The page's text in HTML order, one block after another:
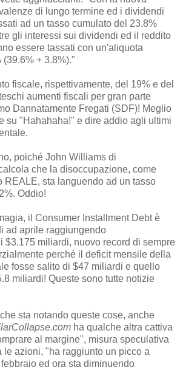
di lungo termine ed i dividendi
ad un tasso cumulato del 23.8%
gli interessi sui dividendi ed il reddito
essere tassati con un'aliquota
+ 3.8%)."
fiscale, rispettivamente, del 19% e del
aumenti fiscali per gran parte
Dannatamente Fregati (SDF)! Meglio
su "Hahahaha!" e dire addio agli ultimi
poiché John Williams di
che la disoccupazione, come
REALE, sta languendo ad un tasso
Oddio!
il Consumer Installment Debt è
ad aprile raggiungendo
$3.175 miliardi, nuovo record di sempre
perché il deficit mensile della
fosse salito di $47 miliardi e quello
miliardi! Queste sono tutte notizie
sta notando queste cose, anche
ha qualche altra cattiva
al margine", misura speculativa
le azioni, "ha raggiunto un picco a
ed ora sta diminuendo